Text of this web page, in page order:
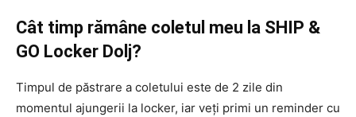
Cât timp rămâne coletul meu la SHIP &
GO Locker Dolj?
Timpul de păstrare a coletului este de 2 zile din
momentul ajungerii la locker, iar veți primi un reminder cu